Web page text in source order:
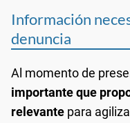
Información
denuncia
Al momento de
importante que
relevante para